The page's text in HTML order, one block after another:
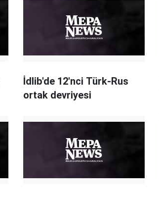
İdlib'de 12'nci Türk-Rus
ortak devriyesi